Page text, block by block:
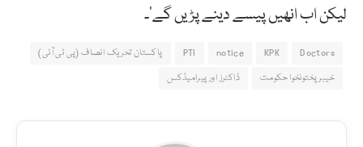
لیکن اب انھیں پیسے دینے پڑیں گے’۔
Doctors
KPK
notice
PTI
پاکستان تحریک انصاف (پی ٹی آئی)
خیبرپختونخوا حکومت
ڈاکٹرز اور پیرامیڈکس